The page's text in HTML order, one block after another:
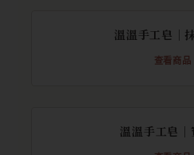
溫溫手工皂｜
查看商
溫溫手工皂｜